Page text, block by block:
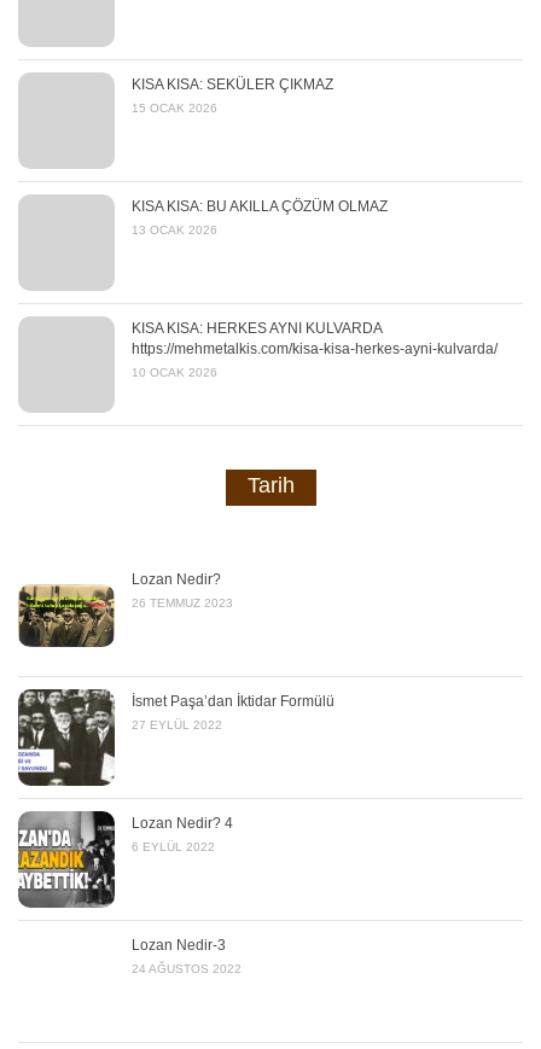
KISA KISA: SEKÜLER ÇIKMAZ
15 OCAK 2026
KISA KISA: BU AKILLA ÇÖZÜM OLMAZ
13 OCAK 2026
KISA KISA: HERKES AYNI KULVARDA
https://mehmetalkis.com/kisa-kisa-herkes-ayni-kulvarda/
10 OCAK 2026
Tarih
Lozan Nedir?
26 TEMMUZ 2023
İsmet Paşa’dan İktidar Formülü
27 EYLÜL 2022
Lozan Nedir? 4
6 EYLÜL 2022
Lozan Nedir-3
24 AĞUSTOS 2022